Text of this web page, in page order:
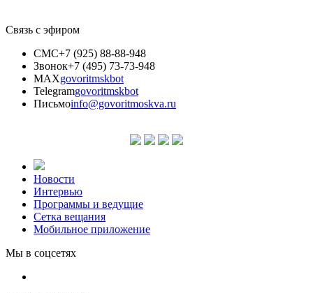
Связь с эфиром
СМС+7 (925) 88-88-948
Звонок+7 (495) 73-73-948
MAXgovoritmskbot
Telegramgovoritmskbot
Письмоinfo@govoritmoskva.ru
Новости
Интервью
Программы и ведущие
Сетка вещания
Мобильное приложение
Мы в соцсетях